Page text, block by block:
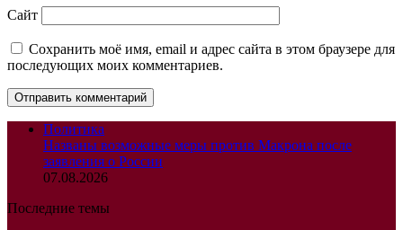
Сайт
Сохранить моё имя, email и адрес сайта в этом браузере для
последующих моих комментариев.
Политика
Названы возможные меры против Макрона после
заявления о России
07.08.2026
Последние темы